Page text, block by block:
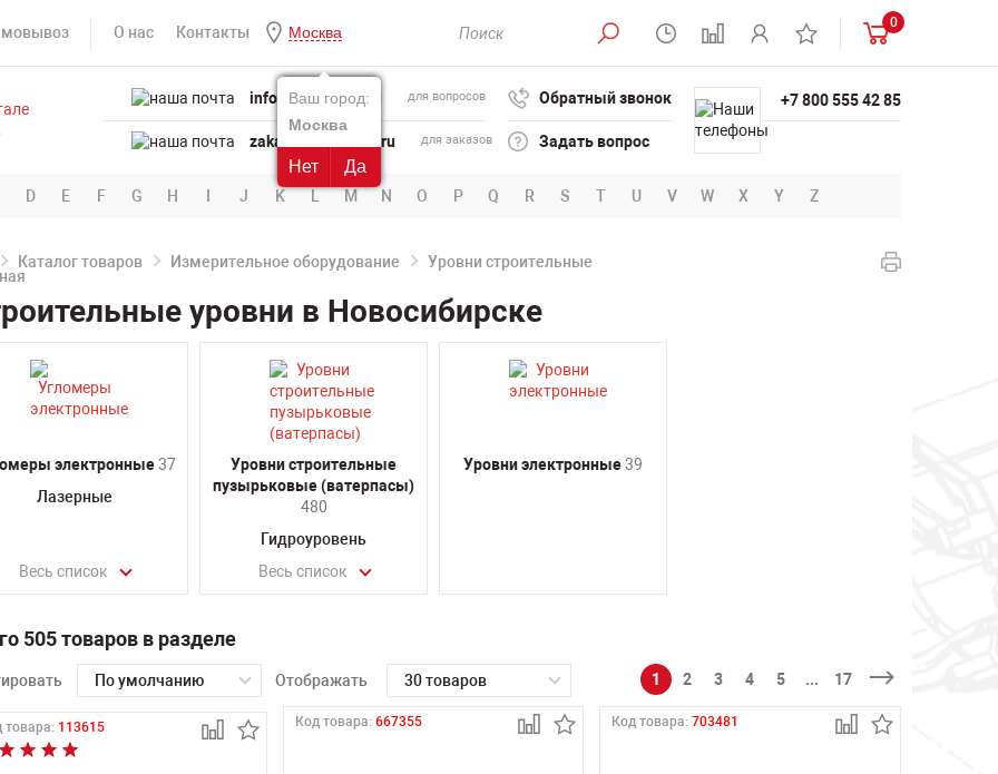
О нас Контакты Москва
Ваш город:
Москва
Нет Да
0
info@powertool.ru для вопросов
zakaz@powertool.ru для заказов
Обратный звонок
Задать вопрос
+7 800 555 42 85
D E F G H I J K L M N O P Q R S T U V W X Y Z
Каталог товаров Измерительное оборудование Уровни строительные
уровни в Новосибирске
электронные37
Лазерные
Весь список
Уровни строительные
пузырьковые (ватерпасы)
480
Гидроуровень
Весь список
Уровни электронные39
505 товаров в разделе
По умолчанию Отображать 30 товаров 1 2 3 4 5 ... 17
товара: 113615 Код товара: 667355 Код товара:703481